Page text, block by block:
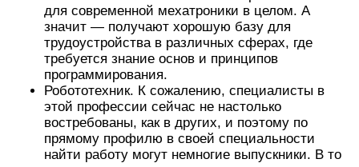
для современной мехатроники в целом. А
значит — получают хорошую базу для
трудоустройства в различных сферах, где
требуется знание основ и принципов
программирования.
Робототехник. К сожалению, специалисты в
этой профессии сейчас не настолько
востребованы, как в других, и поэтому по
прямому профилю в своей специальности
найти работу могут немногие выпускники. В то